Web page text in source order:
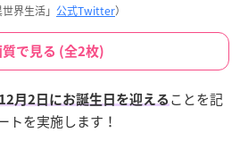
界生活」 公式Twitter）
質で見る (全2枚)
12月2日にお誕生日を迎える ことを記
トを実施します！